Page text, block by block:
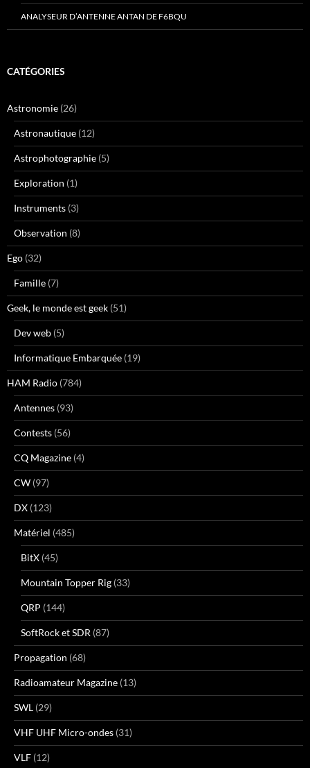
ANALYSEUR D’ANTENNE ANTAN DE F6BQU
CATÉGORIES
Astronomie (26)
Astronautique (12)
Astrophotographie (5)
Exploration (1)
Instruments (3)
Observation (8)
Ego (32)
Famille (7)
Geek, le monde est geek (51)
Dev web (5)
Informatique Embarquée (19)
HAM Radio (784)
Antennes (93)
Contests (56)
CQ Magazine (4)
CW (97)
DX (123)
Matériel (485)
BitX (45)
Mountain Topper Rig (33)
QRP (144)
SoftRock et SDR (87)
Propagation (68)
Radioamateur Magazine (13)
SWL (29)
VHF UHF Micro-ondes (31)
VLF (12)